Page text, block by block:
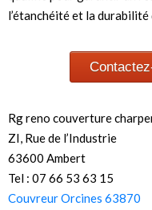
l’étanchéité et la
Rg reno couverture
ZI, Rue de l’Industrie
63600 Ambert
Tel : 07 66 53 63 15
Couvreur Orcines 63870